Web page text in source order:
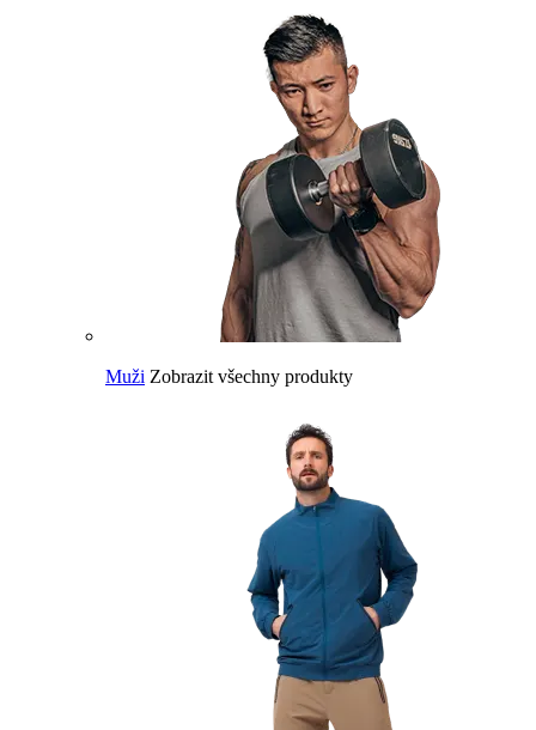
Muži Zobrazit všechny produkty